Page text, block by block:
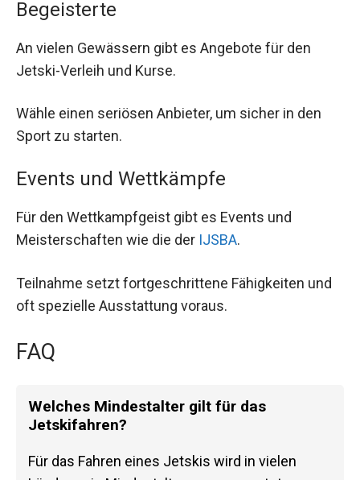
Begeisterte
An vielen Gewässern gibt es Angebote für den
Jetski-Verleih und Kurse.
Wähle einen seriösen Anbieter, um sicher in den
Sport zu starten.
Events und Wettkämpfe
Für den Wettkampfgeist gibt es Events und
Meisterschaften wie die der IJSBA.
Teilnahme setzt fortgeschrittene Fähigkeiten und
oft spezielle Ausstattung voraus.
FAQ
Welches Mindestalter gilt für das
Jetskifahren?
Für das Fahren eines Jetskis wird in vielen